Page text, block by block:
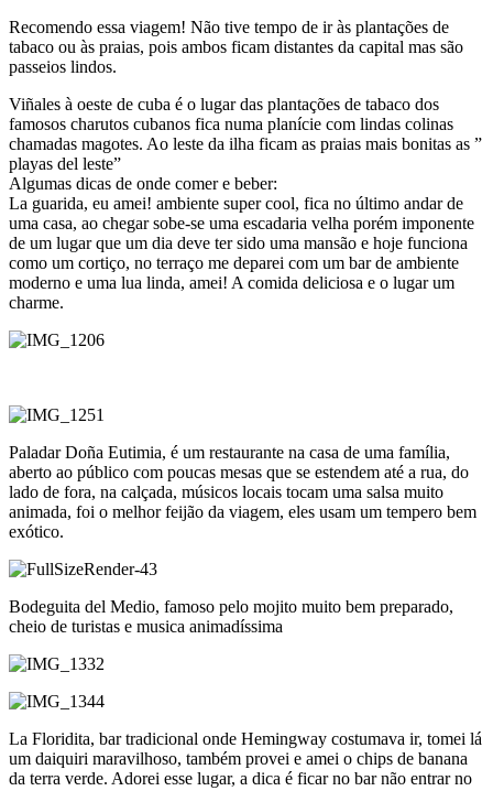
Recomendo essa viagem! Não tive tempo de ir às plantações de
tabaco ou às praias, pois ambos ficam distantes da capital mas são
passeios lindos.
Viñales à oeste de cuba é o lugar das plantações de tabaco dos
famosos charutos cubanos fica numa planície com lindas colinas
chamadas magotes. Ao leste da ilha ficam as praias mais bonitas as ”
playas del leste”
Algumas dicas de onde comer e beber:
La guarida, eu amei! ambiente super cool, fica no último andar de
uma casa, ao chegar sobe-se uma escadaria velha porém imponente
de um lugar que um dia deve ter sido uma mansão e hoje funciona
como um cortiço, no terraço me deparei com um bar de ambiente
moderno e uma lua linda, amei! A comida deliciosa e o lugar um
charme.
Paladar Doña Eutimia, é um restaurante na casa de uma família,
aberto ao público com poucas mesas que se estendem até a rua, do
lado de fora, na calçada, músicos locais tocam uma salsa muito
animada, foi o melhor feijão da viagem, eles usam um tempero bem
exótico.
Bodeguita del Medio, famoso pelo mojito muito bem preparado,
cheio de turistas e musica animadíssima
La Floridita, bar tradicional onde Hemingway costumava ir, tomei lá
um daiquiri maravilhoso, também provei e amei o chips de banana
da terra verde. Adorei esse lugar, a dica é ficar no bar não entrar no